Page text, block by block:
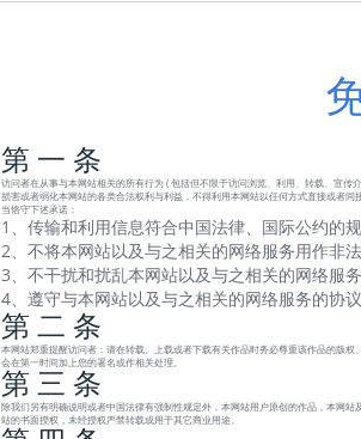
第 一 条
访问者在从事与本网站相关的所有行为 ( 包括但不限于访问浏览、利用、转载、宣传
损害或者弱化本网站的各类合法权利与利益，不得利用本网站以任何方式直接或者
当恪守下述承诺：
1、传输和利用信息符合中国法律、国际公约的
2、不将本网站以及与之相关的网络服务用作非
3、不干扰和扰乱本网站以及与之相关的网络服
4、遵守与本网站以及与之相关的网络服务的协
第 二 条
本网站郑重提醒访问者：请在转载、上载或者下载有关作品时务必尊重该作品的版
会在第一时间加上您的署名或作相关处理。
第 三 条
除我们另有明确说明或者中国法律有强制性规定外，本网站用户原创的作品，本网
站的书面授权，未经授权严禁转载或用于其它商业用途。